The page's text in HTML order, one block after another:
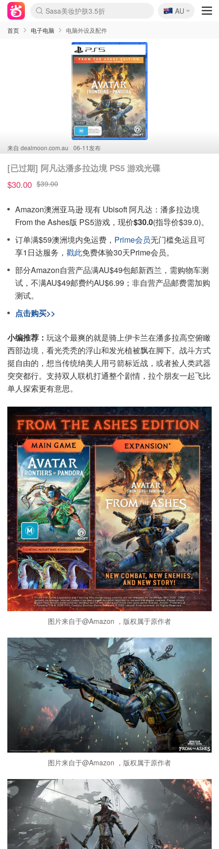
lululemon折扣上新
Sasa美妆护肤3.5折
SSENSE年中3折
FreshBeauty好价汇总
Cettire降价+叠9折
WWS Coles超市实拍
viagogo二手票捡漏
Myer超级周末1折
The Outnet奢牌1折起
David Jones 3折起
Flannels大牌1折
Perfumes Club护肤1折
AMIRO返校季6.2折
Amazon折扣汇总
eToro入金$200送$50
Amazon数码好物
ICONIC本周7.5折
ThedoubleF高奢地板价
Moose Knuckles 6折
丝芙兰5折起
EUFY官网3.7折起
Selenichast首饰2折
Trip机票酒店促销
YSL送5件彩妆礼
Amazon家居好物
Amazon美妆护肤
雅漾大喷$8
过敏原检测盒$33
伊索独家赠50ml沐浴露
科颜氏清仓3折
SEALIFE海洋馆门票6折
丝塔芙大白罐$16
订阅Newsletter送香薰
Cult Beauty 6.8折
Harrods圣诞日历2.3折
LN-CC奢牌私促3折
d'Alba空姐喷雾$16
EVE LOM套装逆天2折
Bernardelli独家4折
Adore Beauty 6折起
CT圣诞日历
Mytheresa奢品2.7折
Luxury Escapes 9折
Currentbody美容仪9折
MOON Garden Live
ALLSAINTS美衣3折
Roborock扫地机3.7折
Tingo Life水杯$24
Valentino官网5折
CR洗发护发6.3折
修丽可套装7.4折
Myer彩妆2件7折
GANNI官网4.5折
Stylevana韩妆4折
Tessabit高奢8.5折
OGX洗护4折
Amazon阿德莱德次日达
卡诗8.5折+赠礼
Philips Hue灯具8折
🇦🇺
AU
首页 电子电脑 电脑外设及配件
来自 dealmoon.com.au 06-11发布
[已过期] 阿凡达潘多拉边境 PS5 游戏光碟
$30.00 $39.00
Amazon澳洲亚马逊 现有 Ubisoft 阿凡达：潘多拉边境
From the Ashes版 PS5游戏，现价$30.0(指导价$39.0)。
订单满$59澳洲境内免运费， Prime会员无门槛免运且可
享1日达服务， 戳此免费体验30天Prime会员。
部分Amazon自营产品满AU$49包邮新西兰，需购物车测
试，不满AU$49邮费约AU$6.99；非自营产品邮费需加购
测试。
点击购买>>
小编推荐： 玩这个最爽的就是骑上伊卡兰在潘多拉高空俯瞰
西部边境，看光秃秃的浮山和发光植被飘在脚下。战斗方式
挺自由的，想当传统纳美人用弓箭标近战，或者捡人类武器
突突都行。支持双人联机打通整个剧情，拉个朋友一起飞比
单人探索更有意思。
图片来自于@Amazon ，版权属于原作者
图片来自于@Amazon ，版权属于原作者